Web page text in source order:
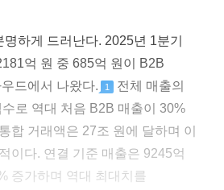
하게 드러난다. 2025년 1분기
억 원 중 685억 원이 B2B
드에서 나왔다.
1
전체 매출의
로 역대 처음 B2B 매출이 30%
합 거래액은 27조 원에 달하며 이
이다. 연결 기준 매출은 9245억
증가하며 역대 최대치를